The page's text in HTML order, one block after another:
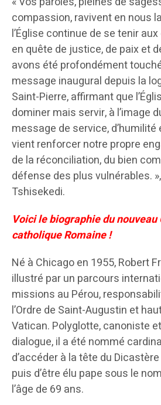
compassion, ravivent en nous
l’Église continue de se tenir
en quête de justice, de paix et
avons été profondément
message inaugural depuis la
Saint-Pierre, affirmant que
dominer mais servir, à l’image
message de service,
vient renforcer notre propre
de la réconciliation, du bien
défense des plus vulnérables.
Tshisekedi.
Voici le biographie du nouveau
catholique Romaine !
Né à Chicago en 1955, Robert
illustré par un parcours
missions au Pérou,
l’Ordre de Saint-Augustin et
Vatican. Polyglotte, canoniste
dialogue, il a été nommé
d’accéder à la tête du
puis d’être élu pape sous le
l’âge de 69 ans.